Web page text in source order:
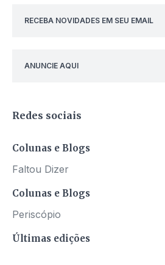
RECEBA NOVIDADES EM SEU EMAIL
ANUNCIE AQUI
Redes sociais
Colunas e Blogs
Faltou Dizer
Colunas e Blogs
Periscópio
Últimas edições